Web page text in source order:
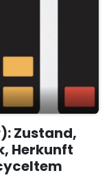
Zustand,
Herkunft